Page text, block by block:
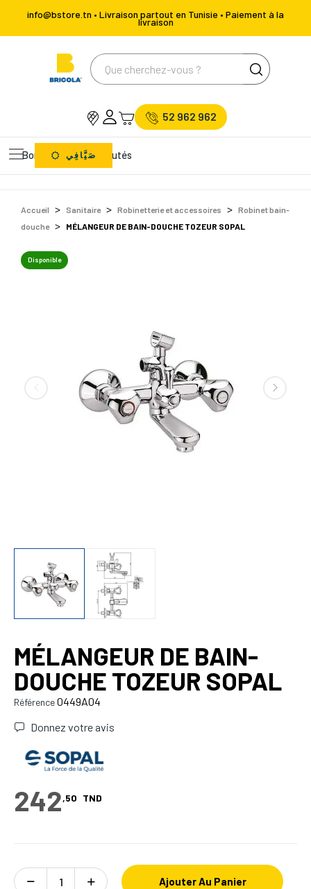
info@bstore.tn • Livraison partout en Tunisie • Paiement à la
livraison
52 962 962
Bons Plans Nouveautés
صَيَّافِي
Accueil Sanitaire Robinetterie et accessoires
Robinet bain-
douche
MÉLANGEUR DE BAIN-DOUCHE TOZEUR SOPAL
Disponible
MÉLANGEUR DE BAIN-
DOUCHE TOZEUR SOPAL
Référence0449A04
Donnez votre avis
242,50 TND
Ajouter Au Panier